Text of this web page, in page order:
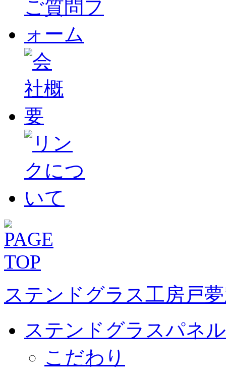
ステンドグラス工房戸
ステンドグラスパネル
こだわり